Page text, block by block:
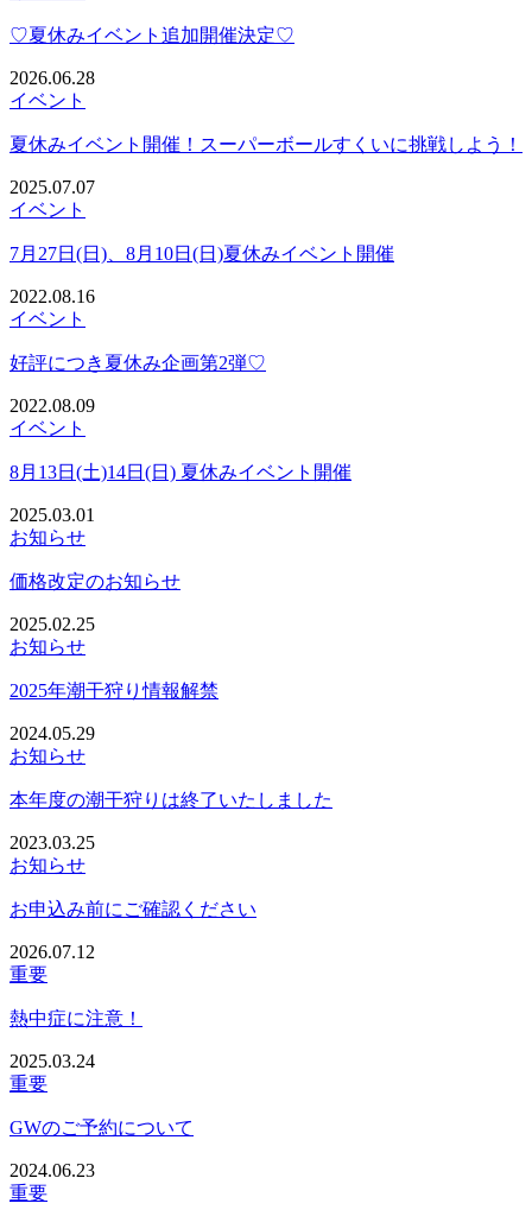
♡夏休みイベント追加開催決定♡
2026.06.28
イベント
夏休みイベント開催！スーパーボールすくいに挑戦しよう！
2025.07.07
イベント
7月27日(日)、8月10日(日)夏休みイベント開催
2022.08.16
イベント
好評につき夏休み企画第2弾♡
2022.08.09
イベント
8月13日(土)14日(日) 夏休みイベント開催
2025.03.01
お知らせ
価格改定のお知らせ
2025.02.25
お知らせ
2025年潮干狩り情報解禁
2024.05.29
お知らせ
本年度の潮干狩りは終了いたしました
2023.03.25
お知らせ
お申込み前にご確認ください
2026.07.12
重要
熱中症に注意！
2025.03.24
重要
GWのご予約について
2024.06.23
重要